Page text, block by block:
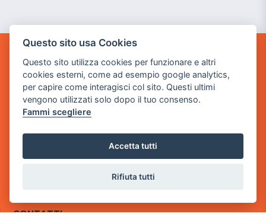
GAME WARP
BY POWER GAME SRL
Sede Legale
via Villaggio dei Platani, 3
via Industriale, 2 - 25082 Botticino, BS
Partita iva 03308130982
CONTATTI
Questo sito usa Cookies
Questo sito utilizza cookies per funzionare e altri
cookies esterni, come ad esempio google analytics,
per capire come interagisci col sito. Questi ultimi
vengono utilizzati solo dopo il tuo consenso.
Fammi scegliere
Accetta tutti
Rifiuta tutti